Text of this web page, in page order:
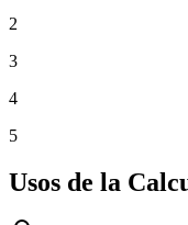
2
3
4
5
Usos de la